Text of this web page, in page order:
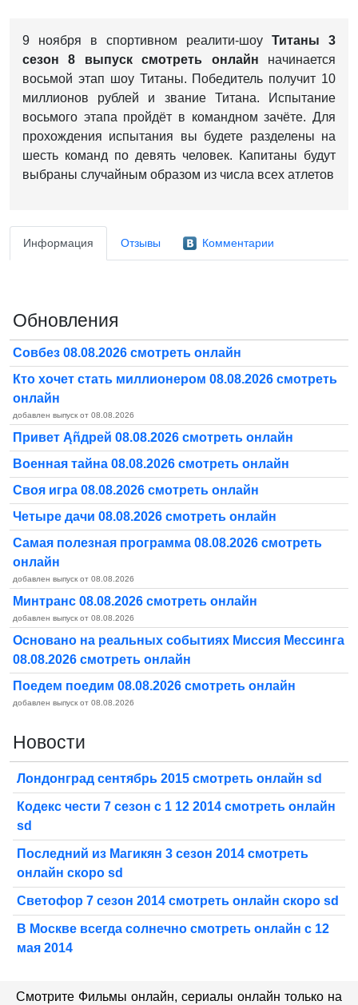
9 ноября в спортивном реалити-шоу Титаны 3
сезон 8 выпуск смотреть онлайн начинается
восьмой этап шоу Титаны. Победитель получит 10
миллионов рублей и звание Титана. Испытание
восьмого этапа пройдёт в командном зачёте. Для
прохождения испытания вы будете разделены на
шесть команд по девять человек. Капитаны будут
выбраны случайным образом из числа всех атлетов
Информация Отзывы Комментарии
Обновления
Совбез 08.08.2026 смотреть онлайн
Кто хочет стать миллионером 08.08.2026 смотреть
онлайн
добавлен выпуск от 08.08.2026
Привет Ąñдpей 08.08.2026 смотреть онлайн
Военная тайна 08.08.2026 смотреть онлайн
Своя игра 08.08.2026 смотреть онлайн
Четыре дачи 08.08.2026 смотреть онлайн
Самая полезная программа 08.08.2026 смотреть
онлайн
добавлен выпуск от 08.08.2026
Минтранс 08.08.2026 смотреть онлайн
добавлен выпуск от 08.08.2026
Основано на реальных событиях Миссия Мессинга
08.08.2026 смотреть онлайн
Поедем поедим 08.08.2026 смотреть онлайн
добавлен выпуск от 08.08.2026
Новости
Лондонград сентябрь 2015 смотреть онлайн sd
Кодекс чести 7 сезон с 1 12 2014 смотреть онлайн
sd
Последний из Магикян 3 сезон 2014 смотреть
онлайн скоро sd
Светофор 7 сезон 2014 смотреть онлайн скоро sd
В Москве всегда солнечно смотреть онлайн с 12
мая 2014
Смотрите Фильмы онлайн, сериалы онлайн только на